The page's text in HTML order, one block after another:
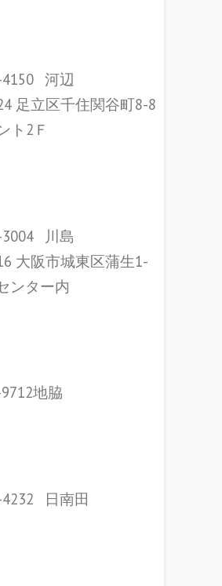
河辺
足立区千住関谷町8-8
ト2Ｆ
川島
大阪市城東区蒲生1-
ンター内
地脇
日南田